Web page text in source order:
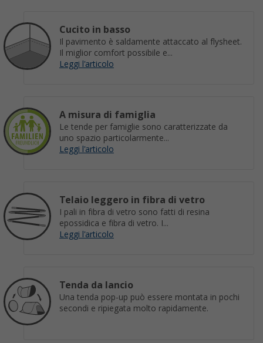
Cucito in basso
Il pavimento è saldamente attaccato al flysheet.
Il miglior comfort possibile e...
Leggi l'articolo
A misura di famiglia
Le tende per famiglie sono caratterizzate da
uno spazio particolarmente...
Leggi l'articolo
Telaio leggero in fibra di vetro
I pali in fibra di vetro sono fatti di resina
epossidica e fibra di vetro. I...
Leggi l'articolo
Tenda da lancio
Una tenda pop-up può essere montata in pochi
secondi e ripiegata molto rapidamente.